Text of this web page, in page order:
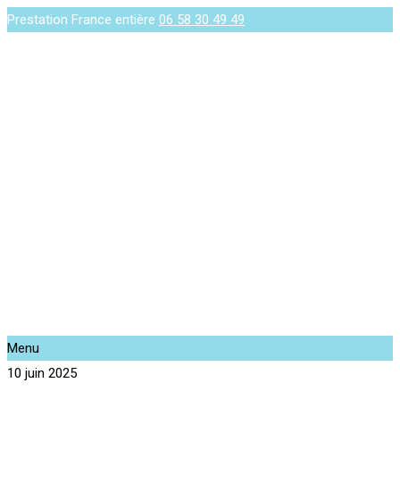
Prestation France entière 06 58 30 49 49
Menu
10 juin 2025